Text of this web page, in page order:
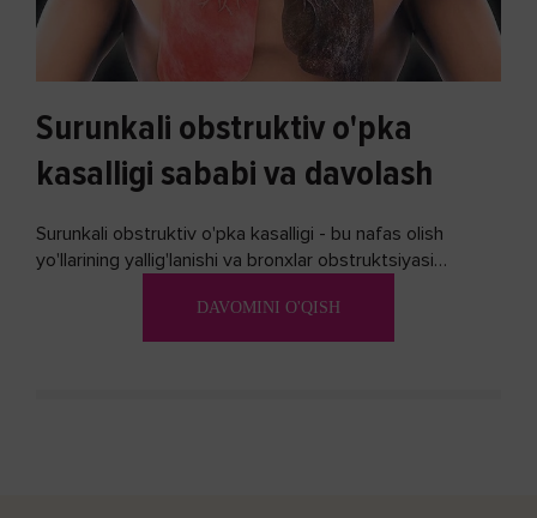
Surunkali obstruktiv o'pka
kasalligi sababi va davolash
Surunkali obstruktiv o'pka kasalligi - bu nafas olish
yo'llarining yallig'lanishi va bronxlar obstruktsiyasi
DAVOMINI O'QISH